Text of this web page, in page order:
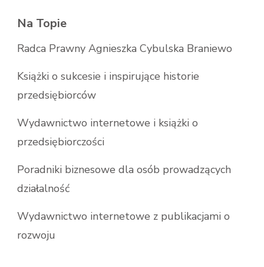
Na Topie
Radca Prawny Agnieszka Cybulska Braniewo
Książki o sukcesie i inspirujące historie
przedsiębiorców
Wydawnictwo internetowe i książki o
przedsiębiorczości
Poradniki biznesowe dla osób prowadzących
działalność
Wydawnictwo internetowe z publikacjami o
rozwoju